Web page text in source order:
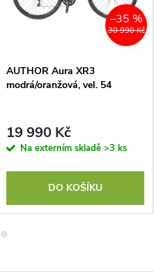
30 990 Kč
–35 %
AUTHOR Aura XR3
modrá/oranžová, vel. 54
19 990 Kč
Na externím skladě >3 ks
DO KOŠÍKU